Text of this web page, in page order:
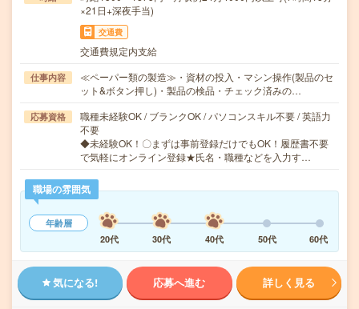
×21日+深夜手当)
交通費
交通費規定内支給
仕事内容
≪ペーパー類の製造≫・資材の投入・マシン操作(製品のセ
ット&ボタン押し)・製品の検品・チェック済みの…
応募資格
職種未経験OK / ブランクOK / パソコンスキル不要 / 英語力
不要
◆未経験OK！〇まずは事前登録だけでもOK！履歴書不要
で気軽にオンライン登録★氏名・職種などを入力す…
職場の雰囲気
年齢層
20代
30代 40代 50代 60代
気になる! 応募へ進む 詳しく見る